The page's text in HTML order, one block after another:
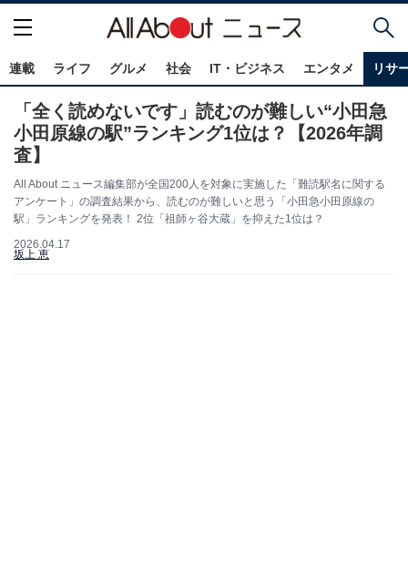
連載 ライフ グルメ 社会 IT・ビジネス エンタメ リサ
「全く読めないです」読むのが難しい“小田急
小田原線の駅”ランキング1位は？【2026年調
査】
All About ニュース編集部が全国200人を対象に実施した「難読駅名に関する
アンケート」の調査結果から、読むのが難しいと思う「小田急小田原線の
駅」ランキングを発表！ 2位「祖師ヶ谷大蔵」を抑えた1位は？
2026.04.17
坂上 恵